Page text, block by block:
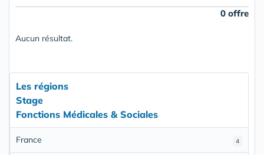
0 offre
Aucun résultat.
Les régions
Stage
Fonctions Médicales & Sociales
4
France